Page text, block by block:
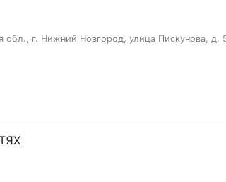
обл., г. Нижний Новгород, улица Пискунова, д.